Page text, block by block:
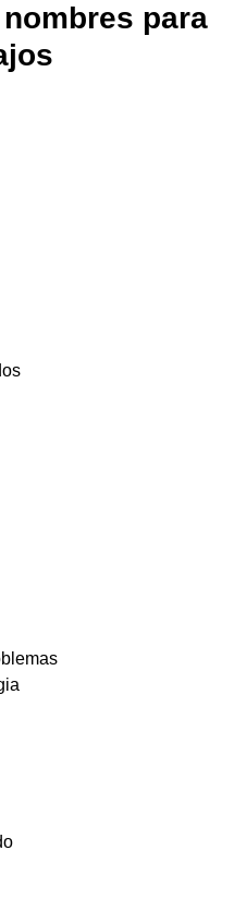
nombres para